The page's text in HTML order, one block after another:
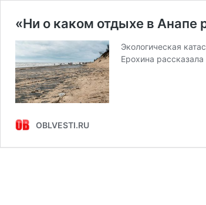
«Ни о каком отдыхе в Анапе
Экологическая
Ерохина
OBLVESTI.RU